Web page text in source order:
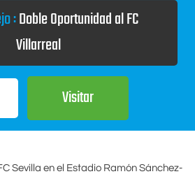
:Doble Oportunidad al FC
Villarreal
Visitar
Sevilla en el Estadio Ramón Sánchez-